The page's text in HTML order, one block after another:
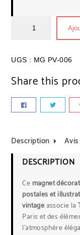
UGS : MG PV-006
Share this
Description
DESCRIPTION
Ce magnet
postales et
vintageassocie la
Paris et des
l’atmosphère